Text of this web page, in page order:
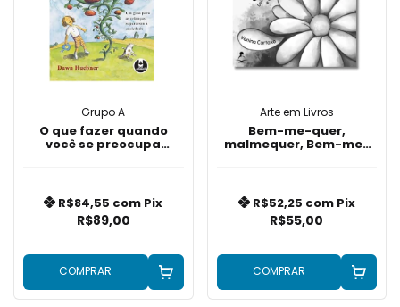
Grupo A
O que fazer quando
você se preocupa
R$89,00
R$84,55 com Pix
COMPRAR
Arte em Livros
Bem-me-quer,
malmequer, Bem-me-
R$55,00
R$52,25 com Pix
COMPRAR